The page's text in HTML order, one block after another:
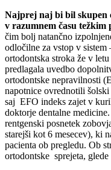
Najprej naj bi bil skupen
v razumnem času težkim
čim bolj natančno
odločilne za vstop v sistem
ortodontska stroka že v
predlagala uvedbo
ortodontske nepravilnosti
napotnice ovrednotili
saj EFO indeks zajet v
doktorje dentalne
rentgenski posnetek
starejši kot 6 mesecev), ki
pacienta ob pregledu. Ob
ortodontske sprejeta,